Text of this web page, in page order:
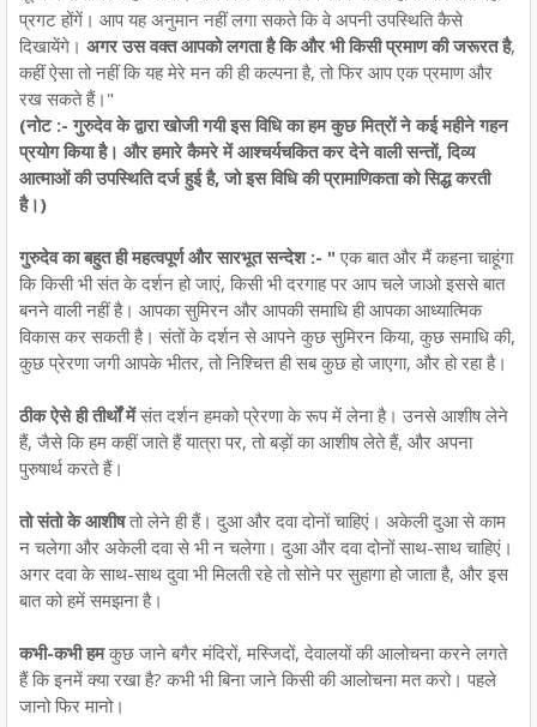
प्रगट होंगें। आप यह अनुमान नहीं लगा सकते कि वे अपनी उपस्थिति कैसे
दिखायेंगे। अगर उस वक्त आपको लगता है कि और भी किसी प्रमाण की जरूरत है,
कहीं ऐसा तो नहीं कि यह मेरे मन की ही कल्पना है, तो फिर आप एक प्रमाण और
रख सकते हैं।"
(नोट :- गुरुदेव के द्वारा खोजी गयी इस विधि का हम कुछ मित्रों ने कई महीने गहन
प्रयोग किया है। और हमारे कैमरे में आश्चर्यचकित कर देने वाली सन्तों, दिव्य
आत्माओं की उपस्थिति दर्ज हुई है, जो इस विधि की प्रामाणिकता को सिद्ध करती
है।)
गुरुदेव का बहुत ही महत्वपूर्ण और सारभूत सन्देश :- " एक बात और मैं कहना चाहूंगा
कि किसी भी संत के दर्शन हो जाएं, किसी भी दरगाह पर आप चले जाओ इससे बात
बनने वाली नहीं है। आपका सुमिरन और आपकी समाधि ही आपका आध्यात्मिक
विकास कर सकती है। संतों के दर्शन से आपने कुछ सुमिरन किया, कुछ समाधि की,
कुछ प्रेरणा जगी आपके भीतर, तो निश्चित्त ही सब कुछ हो जाएगा, और हो रहा है।
ठीक ऐसे ही तीर्थों मेंसंत दर्शन हमको प्रेरणा के रूप में लेना है। उनसे आशीष लेने
हैं, जैसे कि हम कहीं जाते हैं यात्रा पर, तो बड़ों का आशीष लेते हैं, और अपना
पुरुषार्थ करते हैं।
तो संतो के आशीषतो लेने ही हैं। दुआ और दवा दोनों चाहिएं। अकेली दुआ से काम
न चलेगा और अकेली दवा से भी न चलेगा। दुआ और दवा दोनों साथ-साथ चाहिएं।
अगर दवा के साथ-साथ दुवा भी मिलती रहे तो सोने पर सुहागा हो जाता है, और इस
बात को हमें समझना है।
कभी-कभी हमकुछ जाने बगैर मंदिरों, मस्जिदों, देवालयों की आलोचना करने लगते
हैं कि इनमें क्या रखा है? कभी भी बिना जाने किसी की आलोचना मत करो। पहले
जानो फिर मानो।